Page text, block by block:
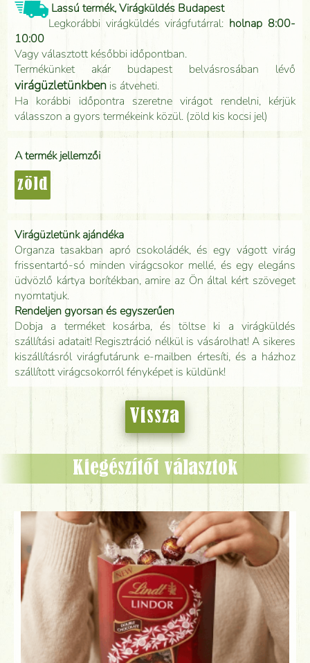
Lassú termék, Virágküldés Budapest
Legkorábbi virágküldés virágfutárral: holnap 8:00-
10:00
Vagy választott későbbi időpontban.
Termékünket akár budapest belvásrosában lévő
virágüzletünkben is átveheti.
Ha korábbi időpontra szeretne virágot rendelni, kérjük
válasszon a gyors termékeink közül. (zöld kis kocsi jel)
A termék jellemzői
zöld
Virágüzletünk ajándéka
Organza tasakban apró csokoládék, és egy vágott virág
frissentartó-só minden virágcsokor mellé, és egy elegáns
üdvözlő kártya borítékban, amire az Ön által kért szöveget
nyomtatjuk.
Rendeljen gyorsan és egyszerűen
Dobja a terméket kosárba, és töltse ki a virágküldés
szállítási adatait! Regisztráció nélkül is vásárolhat! A sikeres
kiszállításról virágfutárunk e-mailben értesíti, és a házhoz
szállított virágcsokorról fényképet is küldünk!
Vissza
Kiegészítőt választok